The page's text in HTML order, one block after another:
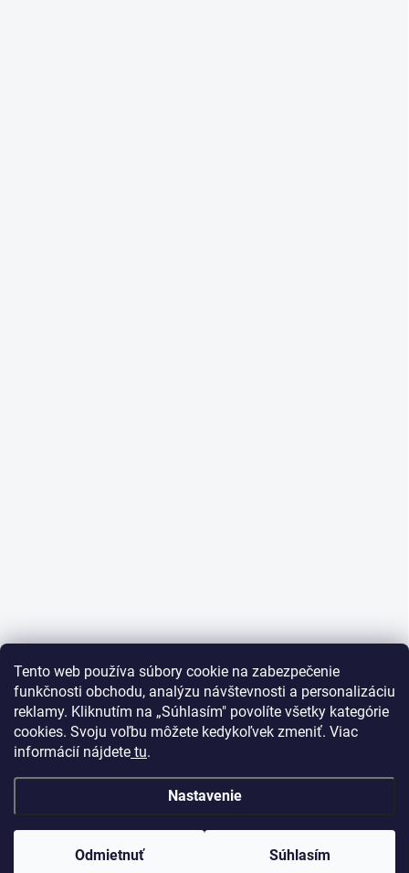
Tento web používa súbory cookie na zabezpečenie
funkčnosti obchodu, analýzu návštevnosti a personalizáciu
reklamy. Kliknutím na „Súhlasím" povolíte všetky kategórie
cookies. Svoju voľbu môžete kedykoľvek zmeniť. Viac
informácií nájdete tu.
Nastavenie
Odmietnuť Súhlasím